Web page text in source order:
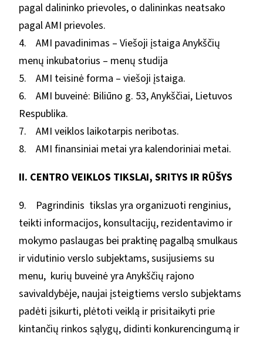
pagal dalininko prievoles, o dalininkas neatsako
pagal AMI prievoles.
4. AMI pavadinimas – Viešoji įstaiga Anykščių
menų inkubatorius – menų studija
5. AMI teisinė forma – viešoji įstaiga.
6. AMI buveinė: Biliūno g. 53, Anykščiai, Lietuvos
Respublika.
7. AMI veiklos laikotarpis neribotas.
8. AMI finansiniai metai yra kalendoriniai metai.
II. CENTRO VEIKLOS TIKSLAI, SRITYS IR RŪŠYS
9. Pagrindinis tikslas yra organizuoti renginius,
teikti informacijos, konsultacijų, rezidentavimo ir
mokymo paslaugas bei praktinę pagalbą smulkaus
ir vidutinio verslo subjektams, susijusiems su
menu, kurių buveinė yra Anykščių rajono
savivaldybėje, naujai įsteigtiems verslo subjektams
padėti įsikurti, plėtoti veiklą ir prisitaikyti prie
kintančių rinkos sąlygų, didinti konkurencingumą ir